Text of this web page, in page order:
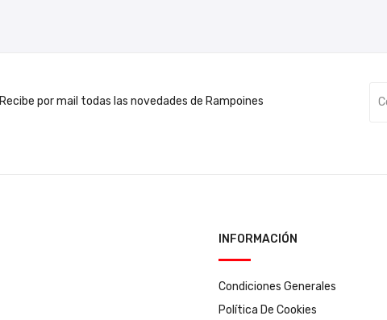
Recibe por mail todas las novedades de Rampoines
INFORMACIÓN
Condiciones Generales
Política De Cookies